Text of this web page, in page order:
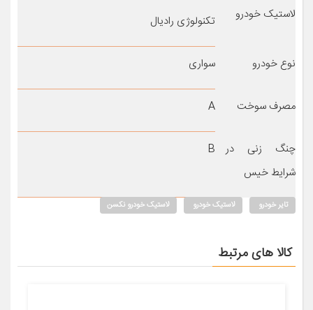
لاستیک خودرو
تکنولوژی رادیال
نوع خودرو سواری
مصرف سوخت A
چنگ زنی در
شرایط خیس
B
تایر خودرو لاستیک خودرو لاستیک خودرو نکسن
کالا های مرتبط